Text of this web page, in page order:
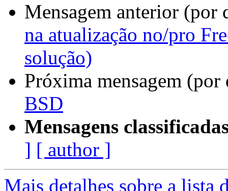
Mensagem anterior (por
na atualização no/pro
solução)
Próxima mensagem
BSD
Mensagens
] [ author ]
Mais detalhes sobre a lista